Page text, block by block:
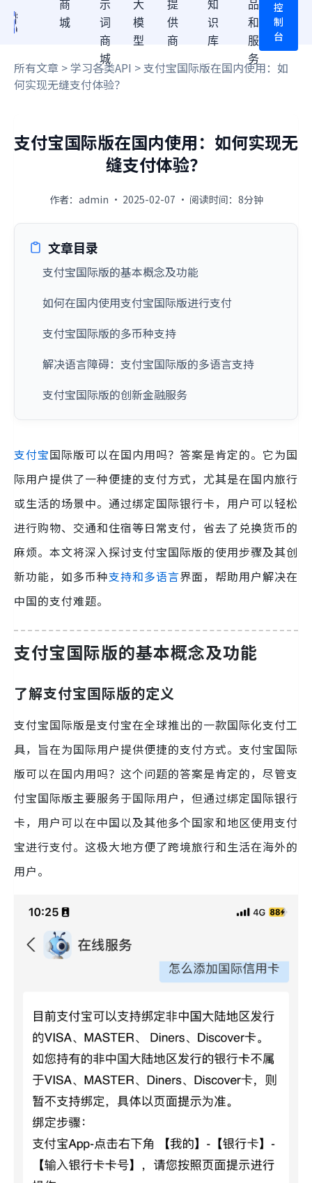
商
城
示
词
商
城
大
模
型
提
供
商
知
识
库
品
和
服
务
控
制
台
所有文章 >学习各类API > 支付宝国际版在国内使用：如
何实现无缝支付体验？
支付宝国际版在国内使用：如何实现无
缝支付体验？
作者：admin · 2025-02-07 · 阅读时间：8分钟
文章目录
支付宝国际版的基本概念及功能
如何在国内使用支付宝国际版进行支付
支付宝国际版的多币种支持
解决语言障碍：支付宝国际版的多语言支持
支付宝国际版的创新金融服务
支付宝国际版可以在国内用吗？答案是肯定的。它为国
际用户提供了一种便捷的支付方式，尤其是在国内旅行
或生活的场景中。通过绑定国际银行卡，用户可以轻松
进行购物、交通和住宿等日常支付，省去了兑换货币的
麻烦。本文将深入探讨支付宝国际版的使用步骤及其创
新功能，如多币种支持和多语言界面，帮助用户解决在
中国的支付难题。
支付宝国际版的基本概念及功能
了解支付宝国际版的定义
支付宝国际版是支付宝在全球推出的一款国际化支付工
具，旨在为国际用户提供便捷的支付方式。支付宝国际
版可以在国内用吗？这个问题的答案是肯定的，尽管支
付宝国际版主要服务于国际用户，但通过绑定国际银行
卡，用户可以在中国以及其他多个国家和地区使用支付
宝进行支付。这极大地方便了跨境旅行和生活在海外的
用户。